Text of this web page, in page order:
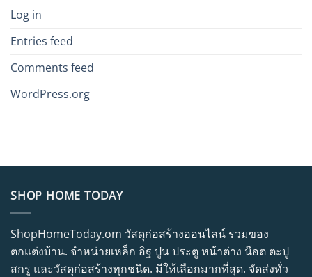
Log in
Entries feed
Comments feed
WordPress.org
SHOP HOME TODAY
ShopHomeToday.om วัสดุก่อสร้างออนไลน์ รวมของ
ตกแต่งบ้าน. จำหน่ายเหล็ก อิฐ ปูน ประตู หน้าต่าง น๊อต ตะปู
สกรู และวัสดุก่อสร้างทุกชนิด. มีให้เลือกมากที่สุด. จัดส่งทั่ว